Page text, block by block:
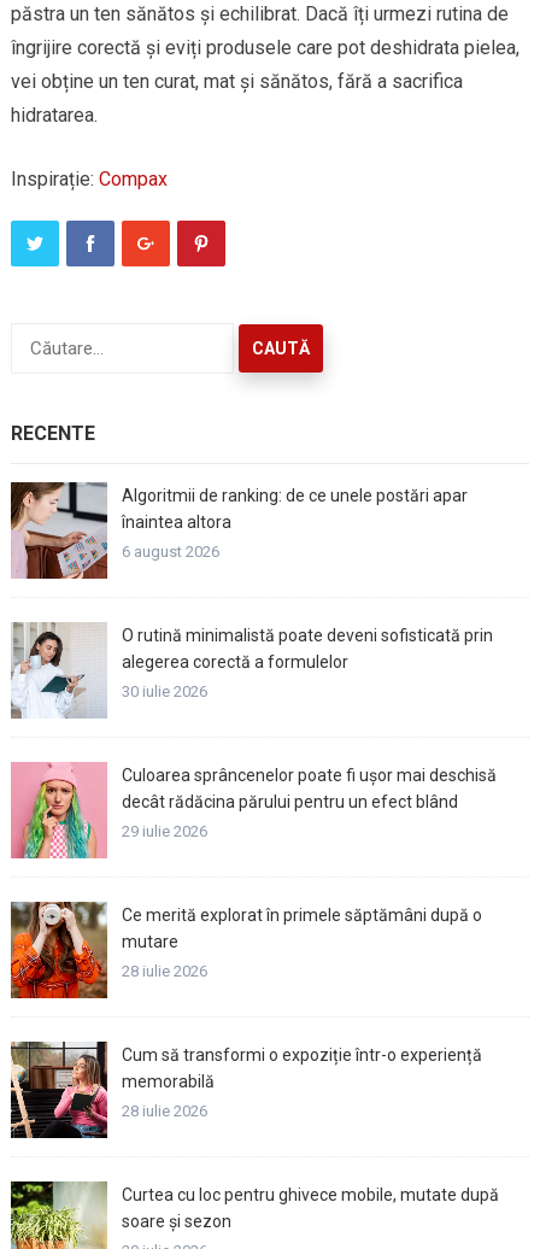
păstra un ten sănătos și echilibrat. Dacă îți urmezi rutina de
îngrijire corectă și eviți produsele care pot deshidrata pielea,
vei obține un ten curat, mat și sănătos, fără a sacrifica
hidratarea.
Inspirație: Compax
după:
RECENTE
Algoritmii de ranking: de ce unele postări apar
înaintea altora
6 august 2026
O rutină minimalistă poate deveni sofisticată prin
alegerea corectă a formulelor
30 iulie 2026
Culoarea sprâncenelor poate fi ușor mai deschisă
decât rădăcina părului pentru un efect blând
29 iulie 2026
Ce merită explorat în primele săptămâni după o
mutare
28 iulie 2026
Cum să transformi o expoziție într-o experiență
memorabilă
28 iulie 2026
Curtea cu loc pentru ghivece mobile, mutate după
soare și sezon